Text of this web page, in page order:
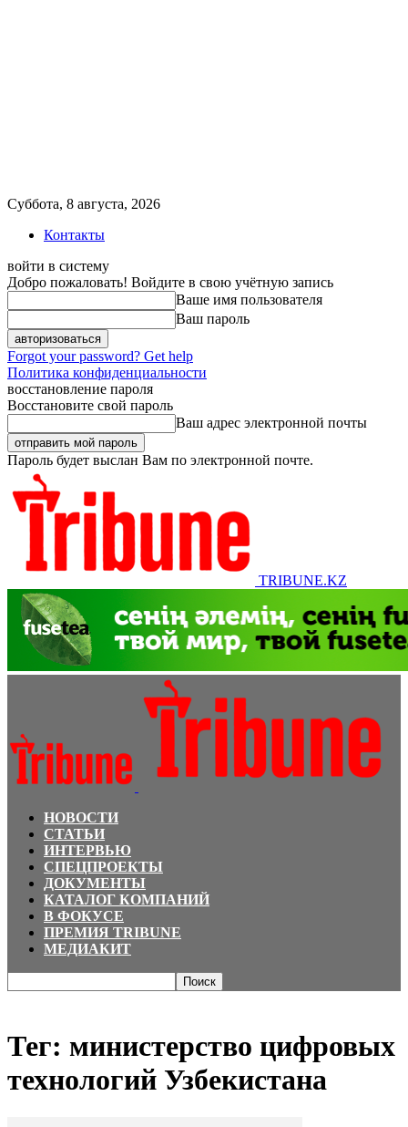
Суббота, 8 августа, 2026
Контакты
войти в систему
Добро пожаловать! Войдите в свою учётную запись
Ваше имя пользователя
Ваш пароль
Forgot your password? Get help
Политика конфиденциальности
восстановление пароля
Восстановите свой пароль
Ваш адрес электронной почты
Пароль будет выслан Вам по электронной почте.
TRIBUNE.KZ
НОВОСТИ
СТАТЬИ
ИНТЕРВЬЮ
СПЕЦПРОЕКТЫ
ДОКУМЕНТЫ
КАТАЛОГ КОМПАНИЙ
В ФОКУСЕ
ПРЕМИЯ TRIBUNE
МЕДИАКИТ
Тег: министерство цифровых
технологий Узбекистана